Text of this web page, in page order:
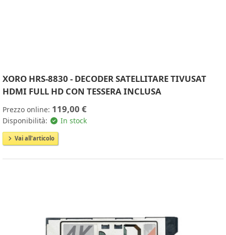
XORO HRS-8830 - DECODER SATELLITARE TIVUSAT
HDMI FULL HD CON TESSERA INCLUSA
Prezzo online: 119,00 €
Disponibilità: In stock
Vai all'articolo